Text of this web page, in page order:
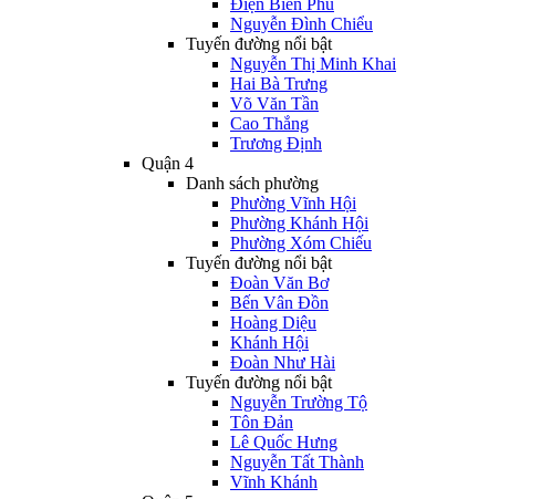
Điện Biên Phủ
Nguyễn Đình Chiểu
Tuyến đường nổi bật
Nguyễn Thị Minh Khai
Hai Bà Trưng
Võ Văn Tần
Cao Thắng
Trương Định
Quận 4
Danh sách phường
Phường Vĩnh Hội
Phường Khánh Hội
Phường Xóm Chiếu
Tuyến đường nổi bật
Đoàn Văn Bơ
Bến Vân Đồn
Hoàng Diệu
Khánh Hội
Đoàn Như Hài
Tuyến đường nổi bật
Nguyễn Trường Tộ
Tôn Đản
Lê Quốc Hưng
Nguyễn Tất Thành
Vĩnh Khánh